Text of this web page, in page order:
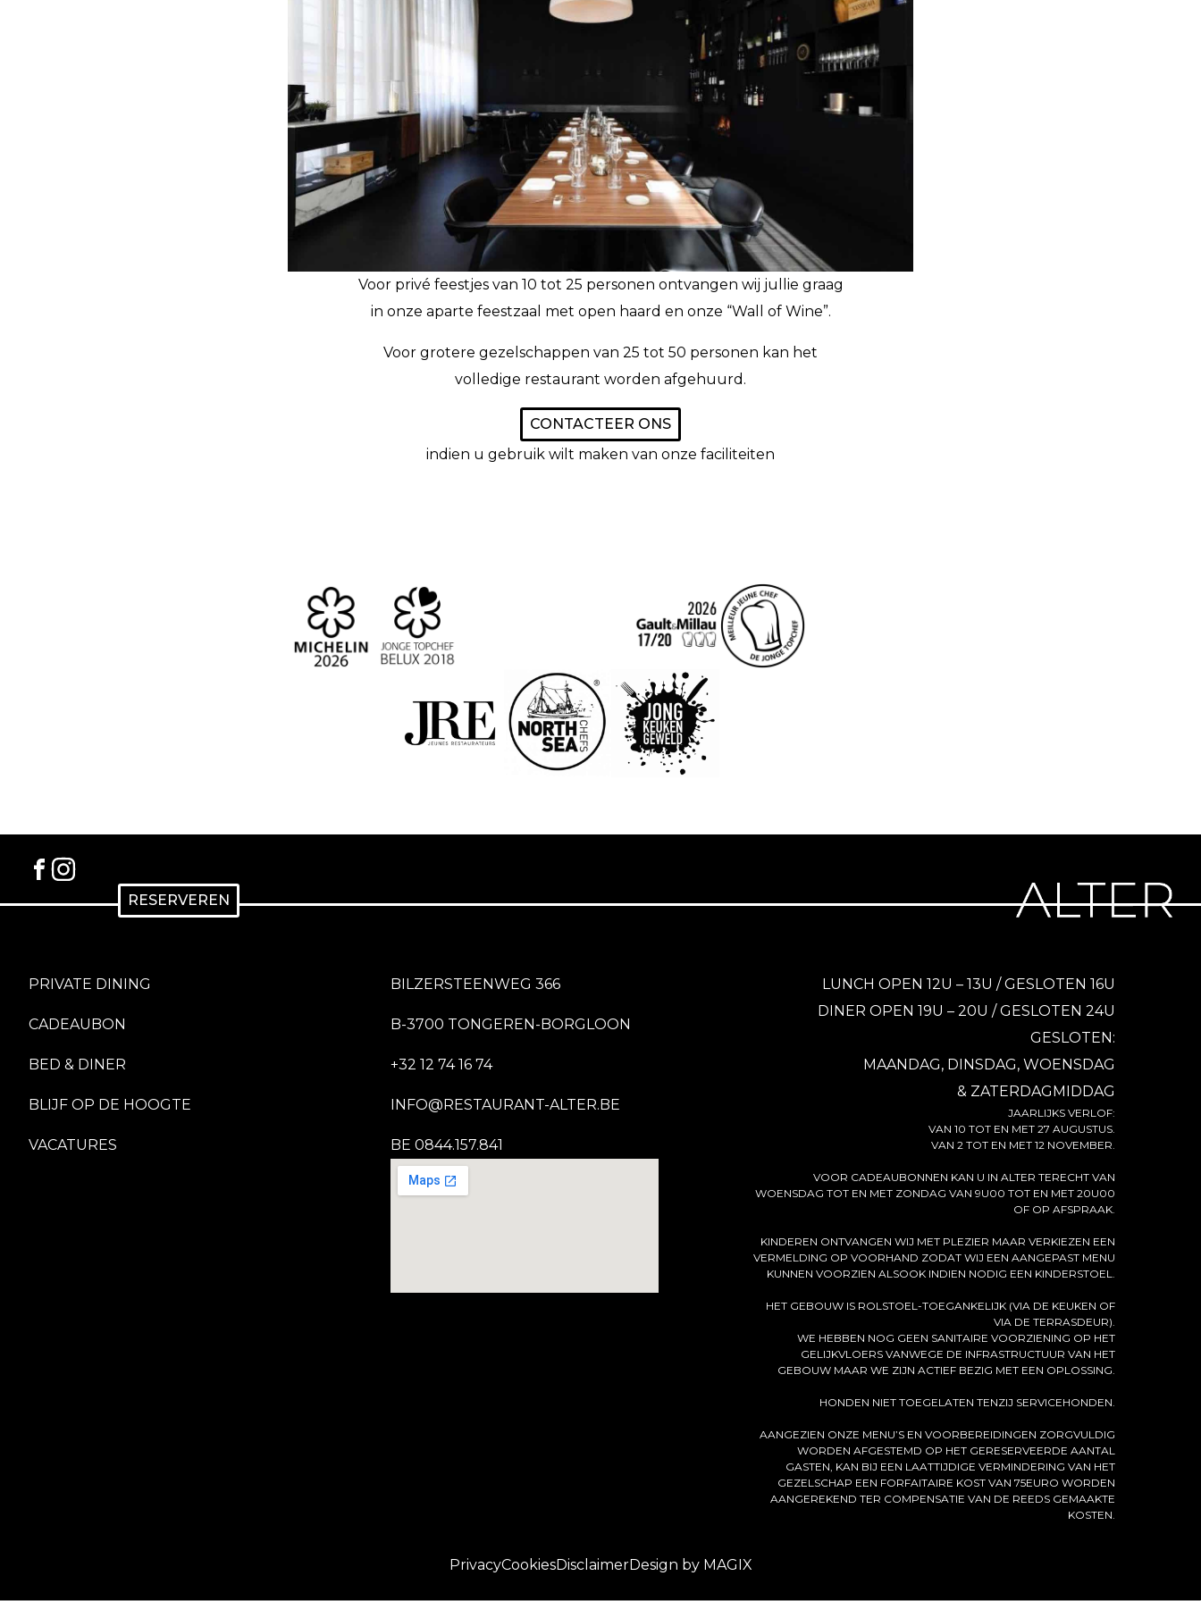
Voor privé feestjes van 10 tot 25 personen ontvangen wij jullie graag
in onze aparte feestzaal met open haard en onze “Wall of Wine”.
Voor grotere gezelschappen van 25 tot 50 personen kan het
volledige restaurant worden afgehuurd.
CONTACTEER ONS
indien u gebruik wilt maken van onze faciliteiten
RESERVEREN
PRIVATE DINING
CADEAUBON
BED & DINER
BLIJF OP DE HOOGTE
VACATURES
BILZERSTEENWEG 366
B-3700 TONGEREN-BORGLOON
+32 12 74 16 74
INFO@RESTAURANT-ALTER.BE
BE 0844.157.841
LUNCH OPEN 12U – 13U / GESLOTEN 16U
DINER OPEN 19U – 20U / GESLOTEN 24U
GESLOTEN:
MAANDAG, DINSDAG, WOENSDAG
& ZATERDAGMIDDAG
JAARLIJKS VERLOF:
VAN 10 TOT EN MET 27 AUGUSTUS.
VAN 2 TOT EN MET 12 NOVEMBER.
VOOR CADEAUBONNEN KAN U IN ALTER TERECHT VAN
WOENSDAG TOT EN MET ZONDAG VAN 9U00 TOT EN MET 20U00
OF OP AFSPRAAK.
KINDEREN ONTVANGEN WIJ MET PLEZIER MAAR VERKIEZEN EEN
VERMELDING OP VOORHAND ZODAT WIJ EEN AANGEPAST MENU
KUNNEN VOORZIEN ALSOOK INDIEN NODIG EEN KINDERSTOEL.
HET GEBOUW IS ROLSTOEL-TOEGANKELIJK (VIA DE KEUKEN OF
VIA DE TERRASDEUR).
WE HEBBEN NOG GEEN SANITAIRE VOORZIENING OP HET
GELIJKVLOERS VANWEGE DE INFRASTRUCTUUR VAN HET
GEBOUW MAAR WE ZIJN ACTIEF BEZIG MET EEN OPLOSSING.
HONDEN NIET TOEGELATEN TENZIJ SERVICEHONDEN.
AANGEZIEN ONZE MENU’S EN VOORBEREIDINGEN ZORGVULDIG
WORDEN AFGESTEMD OP HET GERESERVEERDE AANTAL
GASTEN, KAN BIJ EEN LAATTIJDIGE VERMINDERING VAN HET
GEZELSCHAP EEN FORFAITAIRE KOST VAN 75EURO WORDEN
AANGEREKEND TER COMPENSATIE VAN DE REEDS GEMAAKTE
KOSTEN.
PrivacyCookiesDisclaimerDesign by MAGIX